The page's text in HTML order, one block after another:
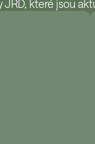
které jsou